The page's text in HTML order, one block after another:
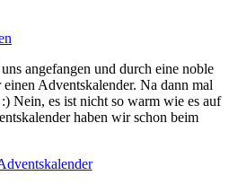
angefangen und durch eine noble
Adventskalender. Na dann mal
Nein, es ist nicht so warm wie es auf
haben wir schon beim